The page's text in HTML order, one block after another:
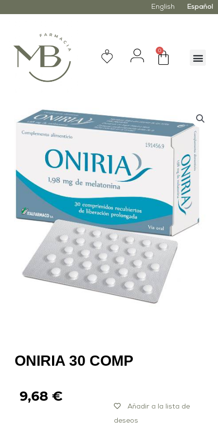
English Español
0
ONIRIA 30 COMP
9,68 €
Añadir a la lista de
deseos